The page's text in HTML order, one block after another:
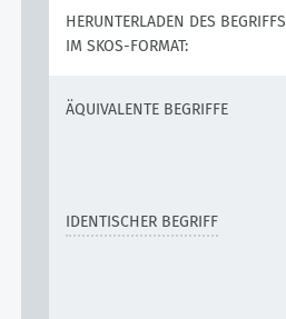
HERUNTERLADEN DES BEGRIFFS
IM SKOS-FORMAT:
ÄQUIVALENTE BEGRIFFE
IDENTISCHER BEGRIFF